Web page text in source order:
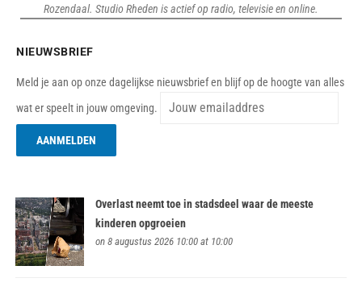
Rozendaal. Studio Rheden is actief op radio, televisie en online.
NIEUWSBRIEF
Meld je aan op onze dagelijkse nieuwsbrief en blijf op de hoogte van alles
wat er speelt in jouw omgeving.
Overlast neemt toe in stadsdeel waar de meeste
kinderen opgroeien
on 8 augustus 2026 10:00 at 10:00